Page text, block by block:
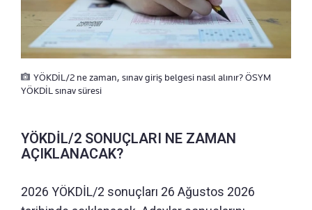
YÖKDİL/2 ne zaman, sınav giriş belgesi nasıl alınır? ÖSYM
YÖKDİL sınav süresi
YÖKDİL/2 SONUÇLARI NE ZAMAN
AÇIKLANACAK?
2026 YÖKDİL/2 sonuçları 26 Ağustos 2026